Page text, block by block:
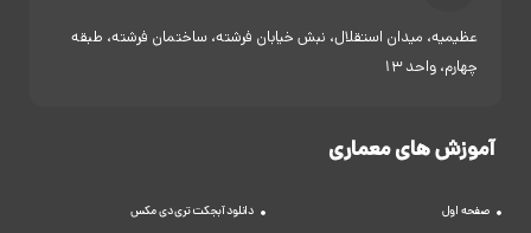
عظیمیه، میدان استقلال، نبش خیابان فرشته، ساختمان فرشته، طبقه
چهارم، واحد 13
آموزش های معماری
صفحه اول
دانلود آبجکت تری دی مکس